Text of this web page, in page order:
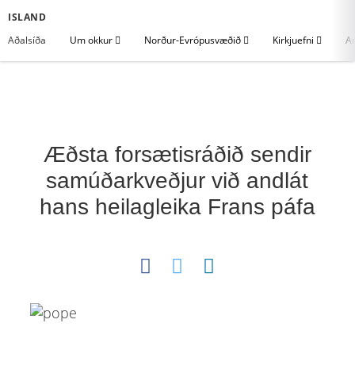
ISLAND
Aðalsíða
Um okkur Norður-Evrópusvæðið Kirkjuefni
Æðsta forsætisráðið sendir
samúðarkveðjur við andlát
hans heilagleika Frans páfa